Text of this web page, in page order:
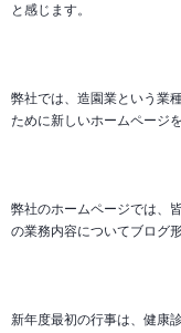
と感じます。
弊社では、造園業という業
ために新しいホームページ
弊社のホームページでは、
の業務内容についてブログ
新年度最初の行事は、健康診